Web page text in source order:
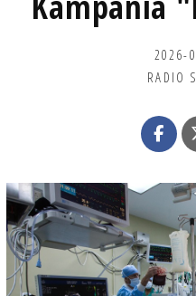
2026-
RADIO